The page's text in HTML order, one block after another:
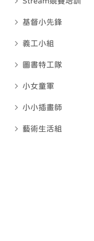
基督小先鋒
義工小組
圖書特工隊
小女童軍
小小插畫師
藝術生活組